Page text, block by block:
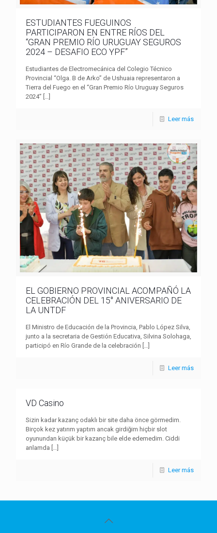
ESTUDIANTES FUEGUINOS
PARTICIPARON EN ENTRE RÍOS DEL
“GRAN PREMIO RÍO URUGUAY SEGUROS
2024 – DESAFIO ECO YPF”
Estudiantes de Electromecánica del Colegio Técnico
Provincial “Olga. B de Arko” de Ushuaia representaron a
Tierra del Fuego en el “Gran Premio Río Uruguay Seguros
2024”
Leer más
EL GOBIERNO PROVINCIAL ACOMPAÑÓ LA
CELEBRACIÓN DEL 15° ANIVERSARIO DE
LA UNTDF
El Ministro de Educación de la Provincia, Pablo López Silva,
junto a la secretaria de Gestión Educativa, Silvina Solohaga,
participó en Río Grande de la celebración […]
Leer más
VD Casino
Sizin kadar kazanç odaklı bir site daha önce görmedim.
Birçok kez yatırım yaptım ancak girdiğim hiçbir slot
oyunundan küçük bir kazanç bile elde edemedim. Ciddi
anlamda […]
Leer más